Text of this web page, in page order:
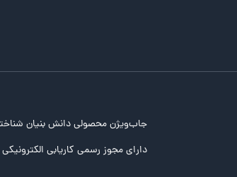
جاب‌ویژن محصولی دانش بنیان
دارای مجوز رسمی کاریابی